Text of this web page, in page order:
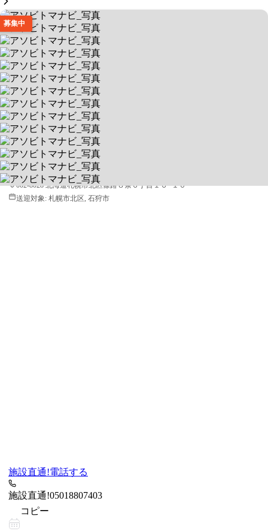
募集中
アソビトマナビ
元教員スタッフによる学習サポート
送迎あり 空きあり
平日 9:30〜18:00 / 土
002-8028 北海道札幌市北区篠路８条６丁目１６−１０
送迎対象: 札幌市北区, 石狩市
施設直通!電話する
施設直通!05018807403
コピー